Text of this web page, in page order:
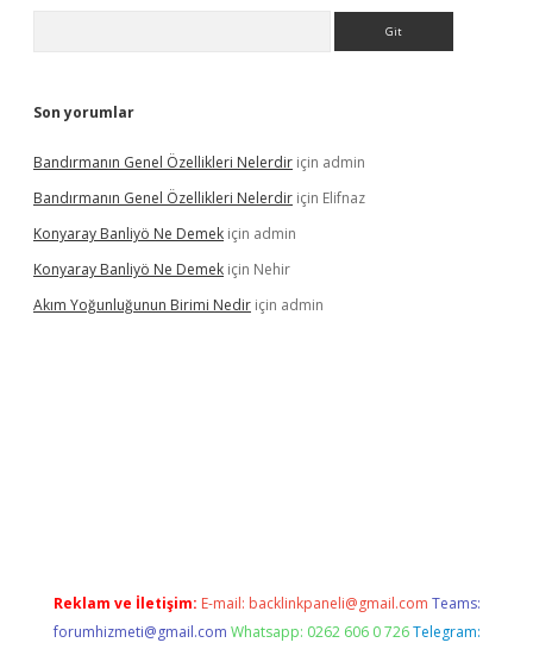
Son yorumlar
Bandırmanın Genel Özellikleri Nelerdir için admin
Bandırmanın Genel Özellikleri Nelerdir için Elifnaz
Konyaray Banliyö Ne Demek için admin
Konyaray Banliyö Ne Demek için Nehir
Akım Yoğunluğunun Birimi Nedir için admin
Reklam ve İletişim: E-mail: backlinkpaneli@gmail.com Teams:
forumhizmeti@gmail.com Whatsapp: 0262 606 0 726 Telegram: